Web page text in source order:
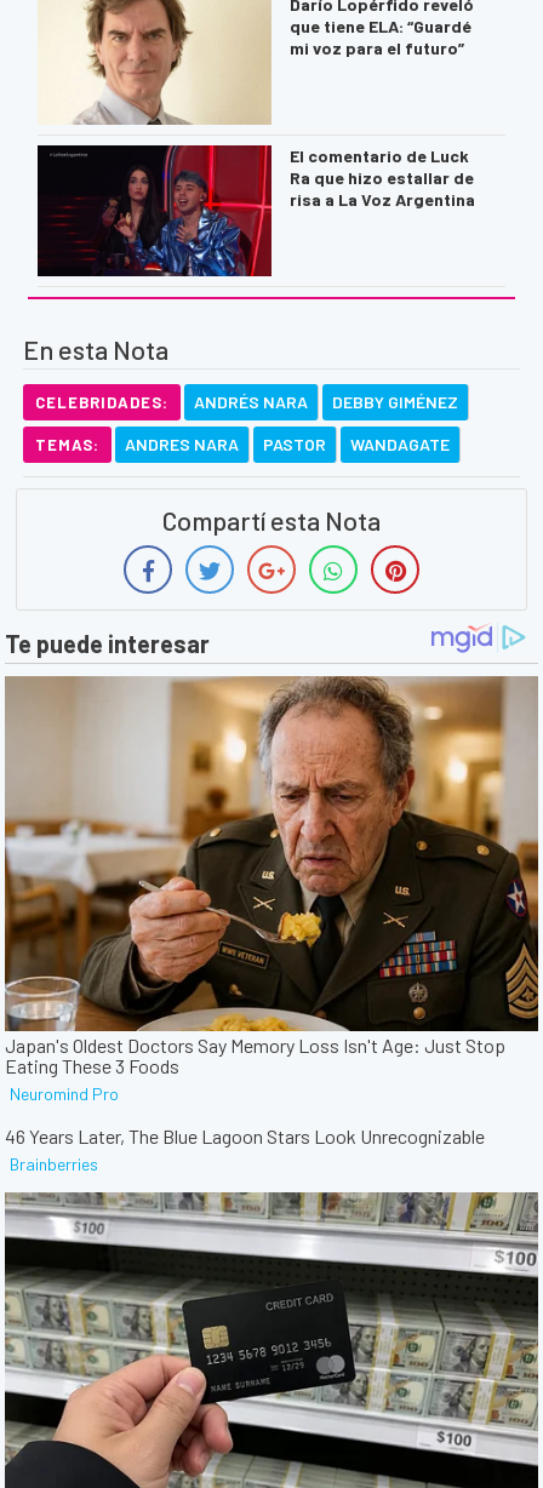
que tiene ELA: “Guardé
mi voz para el futuro”
El comentario de Luck
Ra que hizo estallar de
risa a La Voz Argentina
En esta Nota
CELEBRIDADES: ANDRÉS NARA DEBBY GIMÉNEZ
TEMAS: ANDRES NARA PASTOR WANDAGATE
Compartí esta Nota